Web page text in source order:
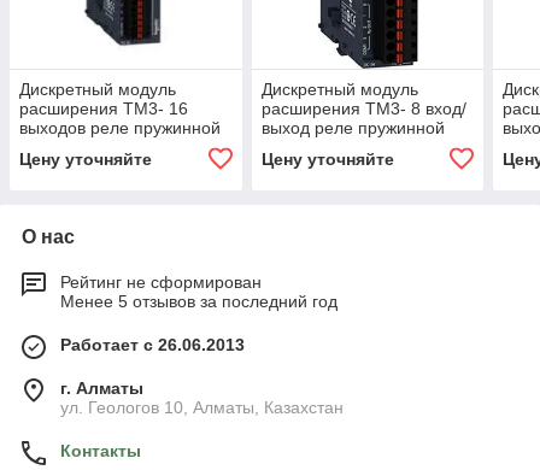
Дискретный модуль
расширения ТМ3- 16
выходов реле пружинной
Цену уточняйте
Дискретный модуль
расширения ТМ3- 8 вход/
выход реле пружинной
Цену уточняйте
О нас
Рейтинг не сформирован
Менее 5 отзывов за последний год
Работает с 26.06.2013
г. Алматы
ул. Геологов 10, Алматы, Казахстан
Контакты